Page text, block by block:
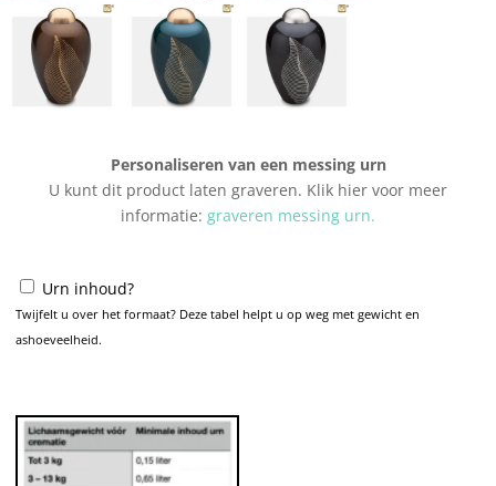
Personaliseren van een messing urn
U kunt dit product laten graveren. Klik hier voor meer
informatie: graveren messing urn.
Urn inhoud?
Twijfelt u over het formaat? Deze tabel helpt u op weg met gewicht en
ashoeveelheid.